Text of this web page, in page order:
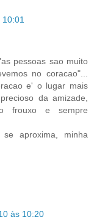
10:01
pessoas sao muito
no coracao"...
e' o lugar mais
da amizade,
frouxo e sempre
aproxima, minha
às 10:20